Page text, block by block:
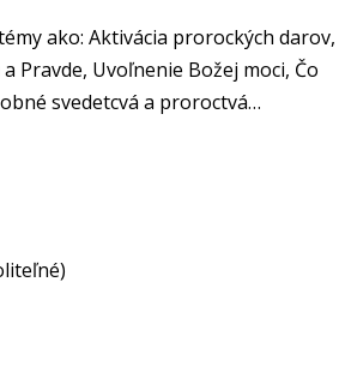
ako: Aktivácia prorockých darov,
Pravde, Uvoľnenie Božej moci, Čo
svedetcvá a proroctvá…